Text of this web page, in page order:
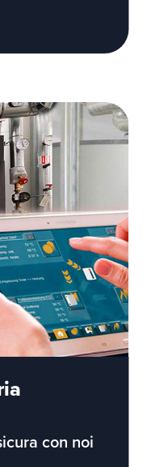
con noi